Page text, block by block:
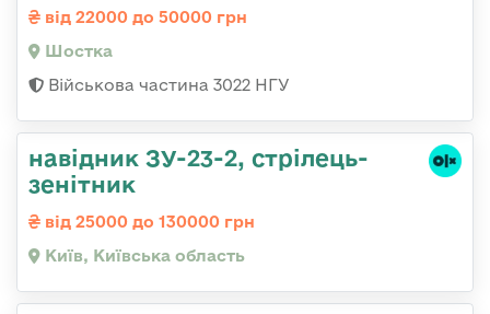
від 22000 до 50000 грн
Шостка
Військова частина 3022 НГУ
навідник ЗУ-23-2, стрілець-
зенітник
від 25000 до 130000 грн
Київ, Київська область